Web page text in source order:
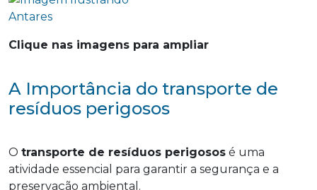
Clique nas imagens para ampliar
A Importância do transporte de
resíduos perigosos
O transporte de resíduos perigosos é uma
atividade essencial para garantir a segurança e a
preservação ambiental.